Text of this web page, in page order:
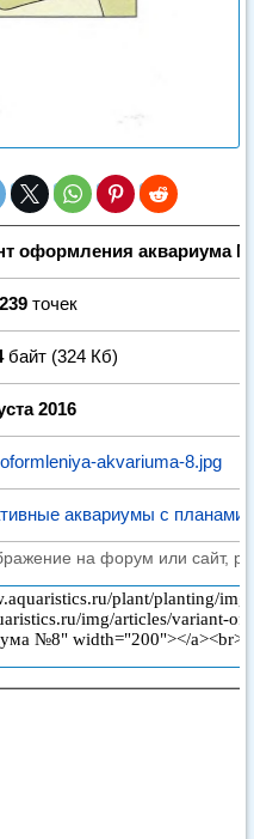
оформления аквариума
точек
байт (324 Кб)
2016
akvariuma-8.jpg
аквариумы с планами
на форум или сайт,